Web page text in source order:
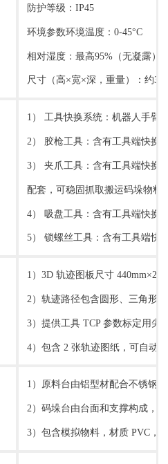
防护等级：IP45
环境参数环境温度：0-45°C
相对湿度：最高95%（无凝露）
尺寸（高×宽×深，重量）：约
1） 工具快换系统：机器人手臂
2） 胶枪工具：含有工具端快换
3） 夹爪工具：含有工具端快换
配套，可稳固抓取搬运码垛物料
4） 吸盘工具：含有工具端快换
5） 锁螺丝工具：含有工具端快
1）3D 轨迹图板尺寸
2）轨迹路径包含圆形、三角形
3）提供工具 TCP 参数标定用尖
4）包含 2 张轨迹图纸，可自动
1）原料台由铝型材配合不锈钢
2）码垛台由台面和支撑构成，
3）包含模拟物料，材质 PVC，